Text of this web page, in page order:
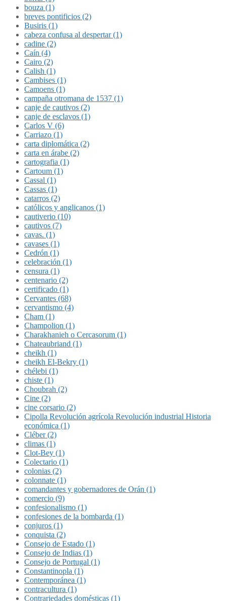
bouza (1)
breves pontificios (2)
Busiris (1)
cabeza confusa al despertar (1)
cadine (2)
Caín (4)
Cairo (2)
Calish (1)
Cambises (1)
Camoens (1)
campaña otromana de 1537 (1)
canje de cautivos (2)
canje de esclavos (1)
Carlos V (6)
Carriazo (1)
carta diplomática (2)
carta en árabe (2)
cartografia (1)
Cartoum (1)
Cassal (1)
Cassas (1)
catarros (2)
católicos y anglicanos (1)
cautiverio (10)
cautivos (7)
cavas. (1)
cavases (1)
Cedrón (1)
celebración (1)
censura (1)
centenario (2)
certificado (1)
Cervantes (68)
cervantismo (4)
Cham (1)
Champolion (1)
Charakhanieh o Cercasorum (1)
Chateaubriand (1)
cheikh (1)
cheikh El-Bekry (1)
chélebi (1)
chiste (1)
Choubrah (2)
Cine (2)
cine corsario (2)
Cipolla Revolución agrícola Revolución industrial Historia
económica (1)
Cléber (2)
climas (1)
Clot-Bey (1)
Colectario (1)
colonias (2)
colonnate (1)
comandantes y gobernadores de Orán (1)
comercio (9)
confesionalismo (1)
confesiones de la bombarda (1)
conjuros (1)
conquista (2)
Consejo de Estado (1)
Consejo de Indias (1)
Consejo de Portugal (1)
Constantinopla (1)
Contemporánea (1)
contracultura (1)
Contrariedades domésticas (1)